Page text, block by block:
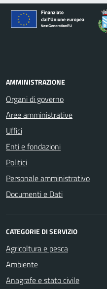
AMMINISTRAZIONE
Organi di governo
Aree amministrative
Uffici
Enti e fondazioni
Politici
Personale amministrativo
Documenti e Dati
CATEGORIE DI SERVIZIO
Agricoltura e pesca
Ambiente
Anagrafe e stato civile